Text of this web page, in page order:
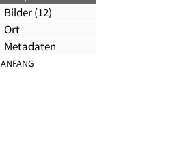
Bilder (12)
Ort
Metadaten
ANFANG